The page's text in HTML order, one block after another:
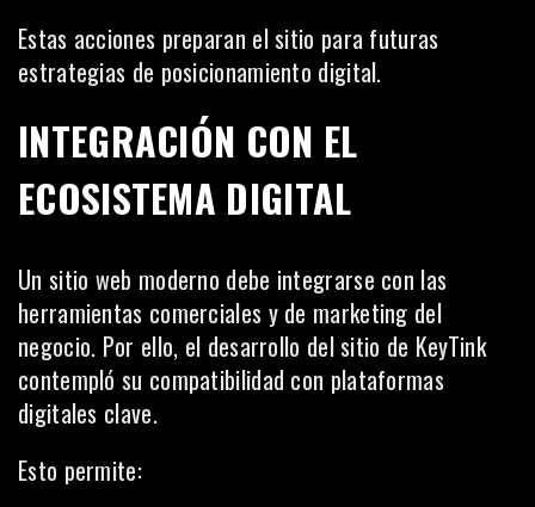
Estas acciones preparan el sitio para futuras
estrategias de posicionamiento digital.
INTEGRACIÓN CON EL
ECOSISTEMA DIGITAL
Un sitio web moderno debe integrarse con las
herramientas comerciales y de marketing del
negocio. Por ello, el desarrollo del sitio de KeyTink
contempló su compatibilidad con plataformas
digitales clave.
Esto permite: